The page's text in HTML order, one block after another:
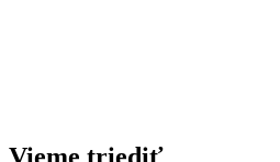
Vieme triediť